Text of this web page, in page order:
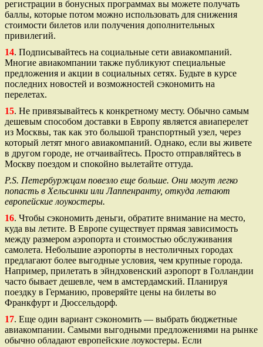
регистрации в бонусных программах вы можете получать
баллы, которые потом можно использовать для снижения
стоимости билетов или получения дополнительных
привилегий.
14. Подписывайтесь на социальные сети авиакомпаний.
Многие авиакомпании также публикуют специальные
предложения и акции в социальных сетях. Будьте в курсе
последних новостей и возможностей сэкономить на
перелетах.
15. Не привязывайтесь к конкретному месту. Обычно самым
дешевым способом доставки в Европу является авиаперелет
из Москвы, так как это большой транспортный узел, через
который летят много авиакомпаний. Однако, если вы живете
в другом городе, не отчаивайтесь. Просто отправляйтесь в
Москву поездом и спокойно вылетайте оттуда.
P.S. Петербуржцам повезло еще больше. Они могут легко
попасть в Хельсинки или Лаппенранту, откуда летают
европейские лоукостеры.
16. Чтобы сэкономить деньги, обратите внимание на место,
куда вы летите. В Европе существует прямая зависимость
между размером аэропорта и стоимостью обслуживания
самолета. Небольшие аэропорты в нестоличных городах
предлагают более выгодные условия, чем крупные города.
Например, прилетать в эйндховенский аэропорт в Голландии
часто бывает дешевле, чем в амстердамский. Планируя
поездку в Германию, проверяйте цены на билеты во
Франкфурт и Дюссельдорф.
17. Еще один вариант сэкономить — выбрать бюджетные
авиакомпании. Самыми выгодными предложениями на рынке
обычно обладают европейские лоукостеры. Если